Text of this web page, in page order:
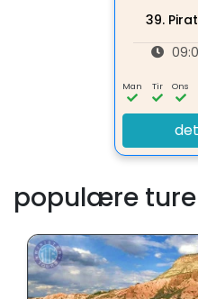
39.
Man Tir Ons
populære ture